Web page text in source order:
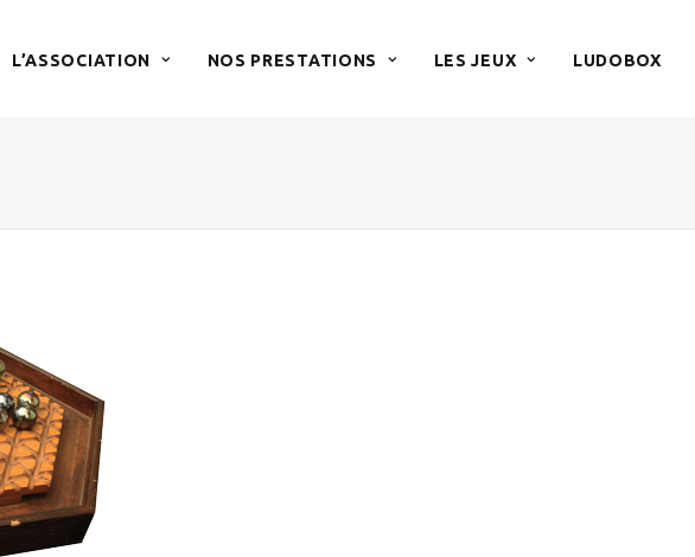
L’ASSOCIATION NOS PRESTATIONS LES JEUX LUDOBOX